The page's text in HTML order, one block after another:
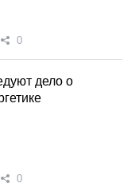
0
дело о
0